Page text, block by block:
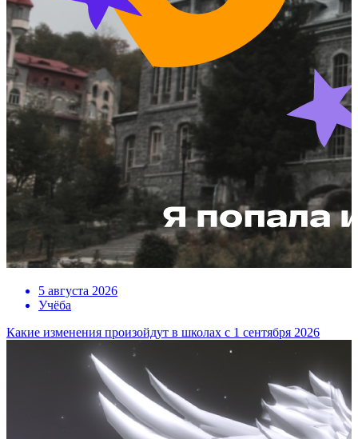
5 августа 2026
Учёба
Какие изменения произойдут в школах с 1 сентября 2026